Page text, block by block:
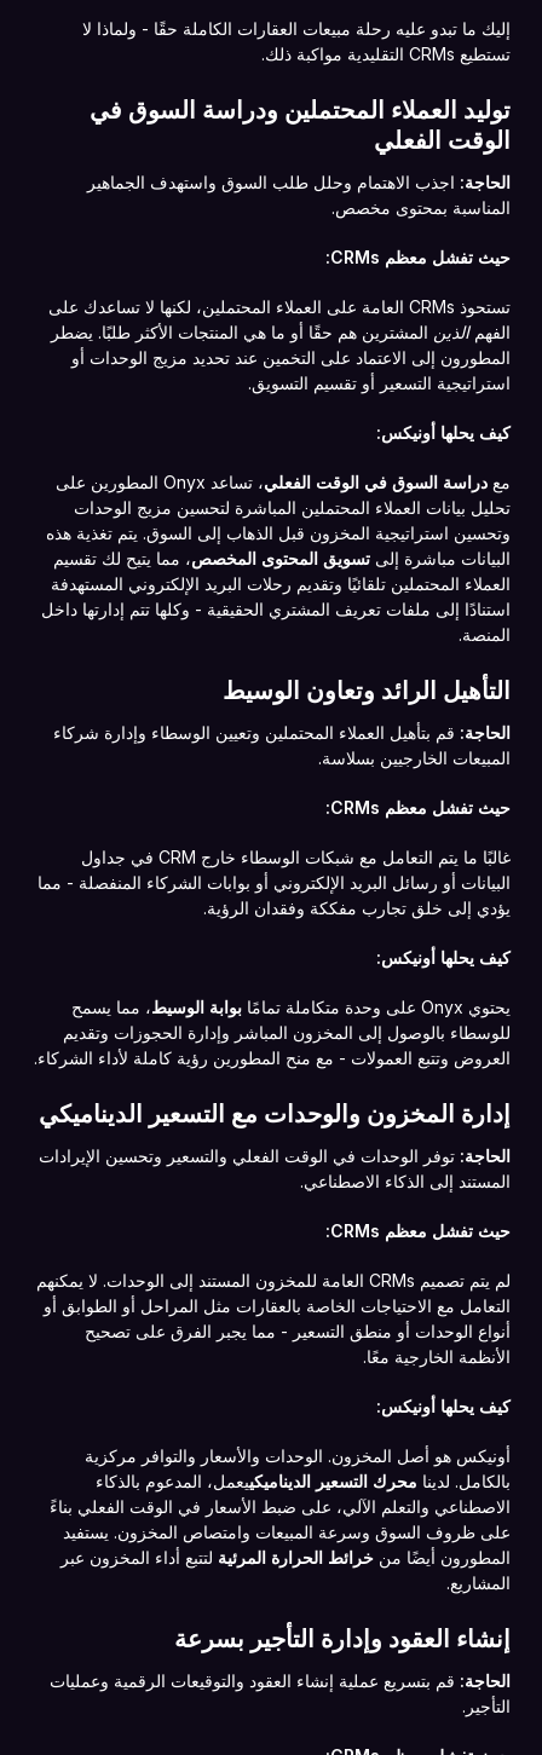
إليك ما تبدو عليه رحلة مبيعات العقارات الكاملة حقًا - ولماذا لا
تستطيع CRMs التقليدية مواكبة ذلك.
توليد العملاء المحتملين ودراسة السوق في
الوقت الفعلي
الحاجة: اجذب الاهتمام وحلل طلب السوق واستهدف الجماهير
المناسبة بمحتوى مخصص.
حيث تفشل معظم CRMs:
تستحوذ CRMs العامة على العملاء المحتملين، لكنها لا تساعدك على
الفهمالذين المشترين هم حقًا أو ما هي المنتجات الأكثر طلبًا. يضطر
المطورون إلى الاعتماد على التخمين عند تحديد مزيج الوحدات أو
استراتيجية التسعير أو تقسيم التسويق.
كيف يحلها أونيكس:
مع دراسة السوق في الوقت الفعلي
، تساعد Onyx المطورين على
تحليل بيانات العملاء المحتملين المباشرة لتحسين مزيج الوحدات
وتحسين استراتيجية المخزون قبل الذهاب إلى السوق. يتم تغذية هذه
البيانات مباشرة إلى تسويق المحتوى المخصص، مما يتيح لك تقسيم
العملاء المحتملين تلقائيًا وتقديم رحلات البريد الإلكتروني المستهدفة
استنادًا إلى ملفات تعريف المشتري الحقيقية - وكلها تتم إدارتها داخل
المنصة.
التأهيل الرائد وتعاون الوسيط
الحاجة: قم بتأهيل العملاء المحتملين وتعيين الوسطاء وإدارة شركاء
المبيعات الخارجيين بسلاسة.
حيث تفشل معظم CRMs:
غالبًا ما يتم التعامل مع شبكات الوسطاء خارج CRM في جداول
البيانات أو رسائل البريد الإلكتروني أو بوابات الشركاء المنفصلة - مما
يؤدي إلى خلق تجارب مفككة وفقدان الرؤية.
كيف يحلها أونيكس:
يحتوي Onyx على وحدة متكاملة تمامًا بوابة الوسيط، مما يسمح
للوسطاء بالوصول إلى المخزون المباشر وإدارة الحجوزات وتقديم
العروض وتتبع العمولات - مع منح المطورين رؤية كاملة لأداء الشركاء.
إدارة المخزون والوحدات مع التسعير الديناميكي
الحاجة: توفر الوحدات في الوقت الفعلي والتسعير وتحسين الإيرادات
المستند إلى الذكاء الاصطناعي.
حيث تفشل معظم CRMs:
لم يتم تصميم CRMs العامة للمخزون المستند إلى الوحدات. لا يمكنهم
التعامل مع الاحتياجات الخاصة بالعقارات مثل المراحل أو الطوابق أو
أنواع الوحدات أو منطق التسعير - مما يجبر الفرق على تصحيح
الأنظمة الخارجية معًا.
كيف يحلها أونيكس:
أونيكس هو أصل المخزون. الوحدات والأسعار والتوافر مركزية
بالكامل. لدينا محرك التسعير الديناميكييعمل، المدعوم بالذكاء
الاصطناعي والتعلم الآلي، على ضبط الأسعار في الوقت الفعلي بناءً
على ظروف السوق وسرعة المبيعات وامتصاص المخزون. يستفيد
المطورون أيضًا من خرائط الحرارة المرئية لتتبع أداء المخزون عبر
المشاريع.
إنشاء العقود وإدارة التأجير بسرعة
الحاجة: قم بتسريع عملية إنشاء العقود والتوقيعات الرقمية وعمليات
التأجير.